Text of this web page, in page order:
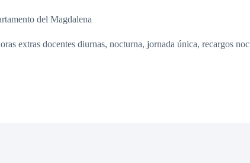
del Magdalena
extras docentes diurnas, nocturna, jornada única, recargos